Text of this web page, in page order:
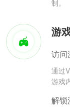
制。
游
访问
通过
游戏
解锁